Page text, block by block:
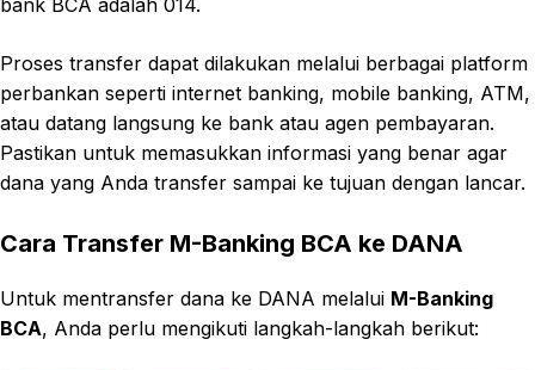
Proses transfer dapat dilakukan melalui berbagai platform
perbankan seperti internet banking, mobile banking, ATM,
atau datang langsung ke bank atau agen pembayaran.
Pastikan untuk memasukkan informasi yang benar agar
dana yang Anda transfer sampai ke tujuan dengan lancar.
Cara Transfer M-Banking BCA ke DANA
Untuk mentransfer dana ke DANA melalui M-Banking
BCA, Anda perlu mengikuti langkah-langkah berikut: